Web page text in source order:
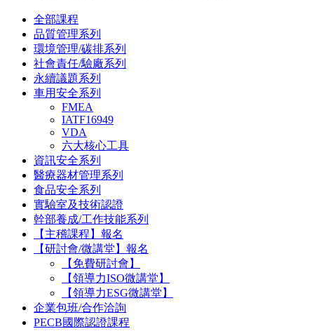
全部課程
品質管理系列
環境管理/碳排系列
社會責任/驗廠系列
永續議題系列
車用安全系列
FMEA
IATF16949
VDA
六大核心工具
資訊安全系列
醫療器材管理系列
食品安全系列
實驗室及技術認證
幹部養成/工作技能系列
【主稽課程】報名
【研討會/微講堂】報名
【免費研討會】
【領導力ISO微講堂】
【領導力ESG微講堂】
企業包班/合作洽詢
PECB國際認證課程